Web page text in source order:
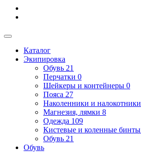
Каталог
Экипировка
Обувь 21
Перчатки 0
Шейкеры и контейнеры 0
Пояса 27
Наколенники и налокотники
Магнезия, лямки 8
Одежда 109
Кистевые и коленные бинты
Обувь 21
Обувь